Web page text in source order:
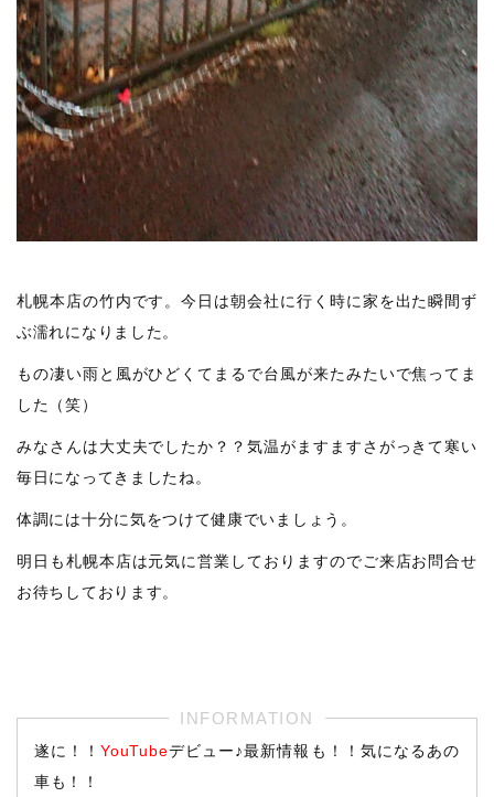
札幌本店の竹内です。今日は朝会社に行く時に家を出た瞬間ず
ぶ濡れになりました。
もの凄い雨と風がひどくてまるで台風が来たみたいで焦ってま
した（笑）
みなさんは大丈夫でしたか？？気温がますますさがっきて寒い
毎日になってきましたね。
体調には十分に気をつけて健康でいましょう。
明日も札幌本店は元気に営業しておりますのでご来店お問合せ
お待ちしております。
遂に！！YouTubeデビュー♪最新情報も！！気になるあの
車も！！